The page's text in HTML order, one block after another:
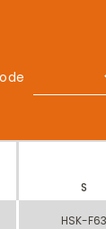
S
HSK-F63